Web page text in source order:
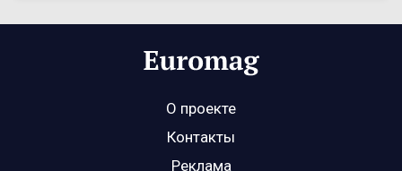
О проекте
Контакты
Реклама